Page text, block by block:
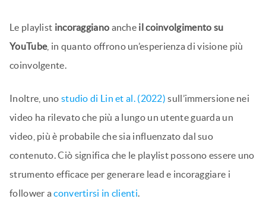
Le playlist incoraggiano anche il coinvolgimento su
YouTube, in quanto offrono un’esperienza di visione più
coinvolgente.
Inoltre, uno studio di Lin et al. (2022) sull’immersione nei
video ha rilevato che più a lungo un utente guarda un
video, più è probabile che sia influenzato dal suo
contenuto. Ciò significa che le playlist possono essere uno
strumento efficace per generare lead e incoraggiare i
follower aconvertirsi in clienti.